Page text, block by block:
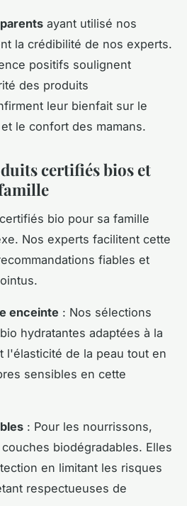
ayant utilisé nos
la crédibilité de nos experts.
positifs soulignent
des produits
leur bienfait sur le
le confort des mamans.
certifiés bios et
bio pour sa famille
Nos experts facilitent cette
fiables et
enceinte : Nos sélections
hydratantes adaptées à la
l'élasticité de la peau tout en
sensibles en cette
: Pour les nourrissons,
biodégradables. Elles
en limitant les risques
respectueuses de